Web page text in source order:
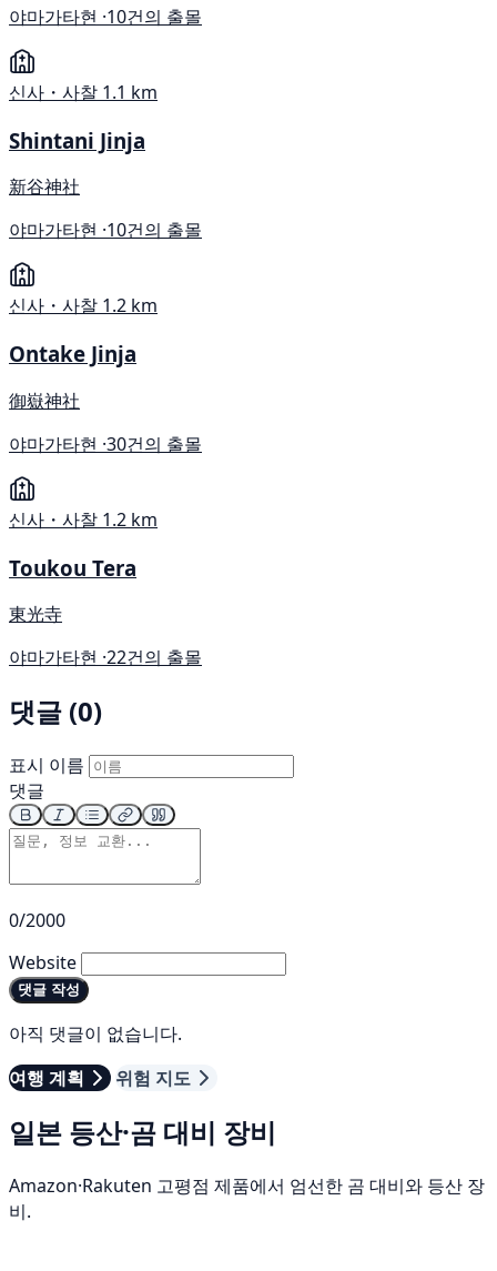
야마가타현 ·10건의 출몰
신사・사찰 1.1 km
Shintani Jinja
新谷神社
야마가타현 ·10건의 출몰
신사・사찰 1.2 km
Ontake Jinja
御嶽神社
야마가타현 ·30건의 출몰
신사・사찰 1.2 km
Toukou Tera
東光寺
야마가타현 ·22건의 출몰
댓글 (0)
표시 이름
댓글
0/2000
Website
댓글 작성
아직 댓글이 없습니다.
여행 계획
위험 지도
일본 등산·곰 대비 장비
Amazon·Rakuten 고평점 제품에서 엄선한 곰 대비와 등산 장
비.